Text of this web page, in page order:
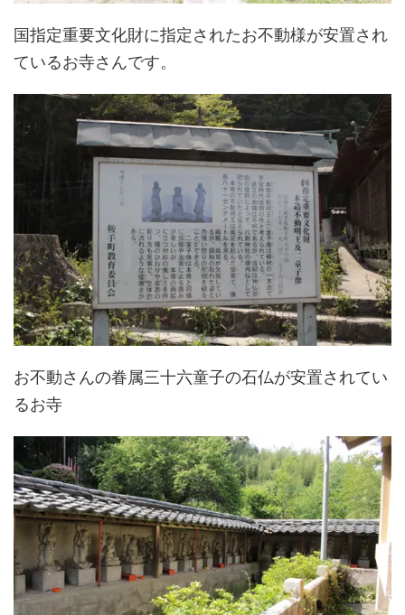
国指定重要文化財に指定されたお不動様が安置され
ているお寺さんです。
お不動さんの眷属三十六童子の石仏が安置されてい
るお寺